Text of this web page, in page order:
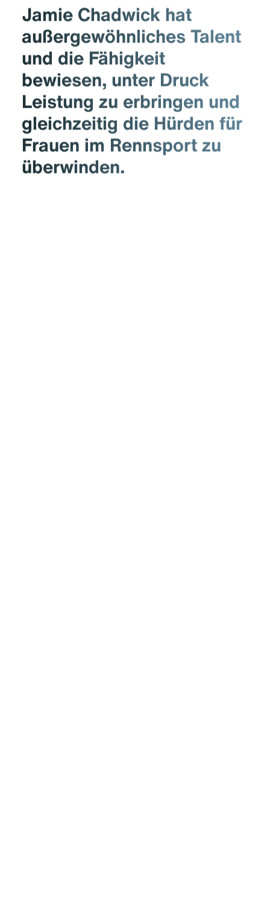
Jamie Chadwick hat
außer­gewöhnliches Talent
und die Fähigkeit
bewiesen, unter Druck
Leistung zu erbringen und
gleichzeitig die Hürden für
Frauen im Rennsport zu
überwinden.